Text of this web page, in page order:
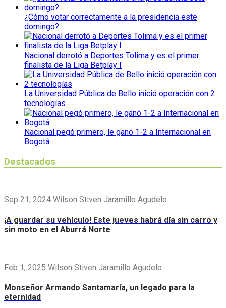
¿Cómo votar correctamente a la presidencia este
domingo?
Nacional derrotó a Deportes Tolima y es el primer
finalista de la Liga Betplay I
La Universidad Pública de Bello inició operación con 2
tecnologías
Nacional pegó primero, le ganó 1-2 a Internacional en
Bogotá
Destacados
Sep 21, 2024 Wilson Stiven Jaramillo Agudelo
¡A guardar su vehículo! Este jueves habrá día sin carro y
sin moto en el Aburrá Norte
Feb 1, 2025 Wilson Stiven Jaramillo Agudelo
Monseñor Armando Santamaría, un legado para la
eternidad